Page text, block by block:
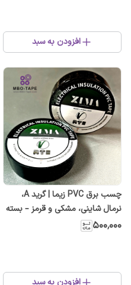
افزودن به سبد
چسب برق PVC زیما | گرید A،
نرمال شاینی، مشکی و قرمز – بسته
۱۰ عددی ✅
۵۰۰٬۰۰۰
افزودن به سبد